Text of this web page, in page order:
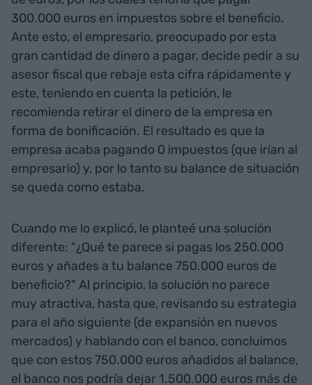
300.000 euros en impuestos sobre el beneficio.
Ante esto, el empresario, preocupado por esta
gran cantidad de dinero a pagar, decide pedir a su
asesor fiscal que rebaje esta cifra rápidamente y
este, teniendo en cuenta la petición, le
recomienda retirar el dinero de la empresa en
forma de bonificación. El resultado es que la
empresa acaba pagando 0 impuestos (que irían al
empresario) y, por lo tanto su balance de situación
se queda como estaba.
Cuando me lo explicó, le planteé una solución
diferente: "¿Qué te parece si pagas los 250.000
euros y añades a tu balance 750.000 euros de
beneficio?" Al principio, la solución no parece
muy atractiva, hasta que, revisando su estrategia
para el año siguiente (de expansión en nuevos
mercados) y hablando con el banco, concluimos
que con estos 750.000 euros añadidos al balance,
el banco nos podría dejar 1.500.000 euros más de